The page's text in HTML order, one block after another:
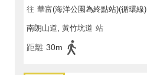
往 華富(海洋公園為終點站)(循環線)
南朗山道, 黃竹坑道 站
距離 30m